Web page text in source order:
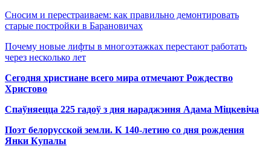
Сносим и перестраиваем: как правильно демонтировать
старые постройки в Барановичах
Почему новые лифты в многоэтажках перестают работать
через несколько лет
Сегодня христиане всего мира отмечают Рождество
Христово
Спаўняецца 225 гадоў з дня нараджэння Адама Міцкевіча
Поэт белорусской земли. К 140-летию со дня рождения
Янки Купалы